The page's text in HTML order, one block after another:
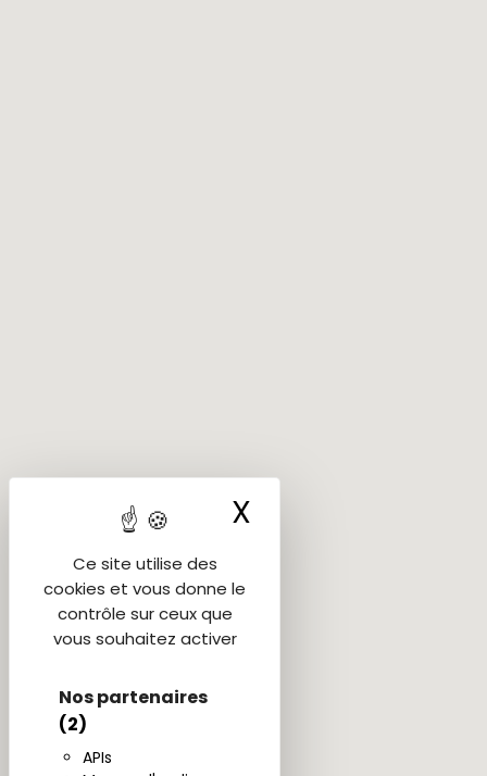
Ce site utilise des
cookies et vous donne le
contrôle sur ceux que
vous souhaitez activer
Nos partenaires
(2)
APIs
X